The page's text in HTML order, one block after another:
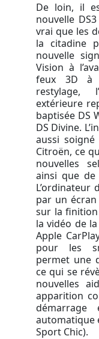
De loin, il
nouvelle
vrai que les
la citadine
nouvelle
Vision à
feux 3D à
restylage,
extérieure
baptisée DS
DS Divine.
aussi
Citroën, ce
nouvelles
ainsi que de
L’ordinateur
par un
sur la
la vidéo de
Apple
pour les
permet une
ce qui se
nouvelles
apparition
automatique
Sport Chic).